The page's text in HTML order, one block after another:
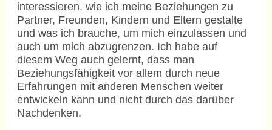
interessieren, wie ich meine Beziehungen zu
Partner, Freunden, Kindern und Eltern gestalte
und was ich brauche, um mich einzulassen und
auch um mich abzugrenzen. Ich habe auf
diesem Weg auch gelernt, dass man
Beziehungsfähigkeit vor allem durch neue
Erfahrungen mit anderen Menschen weiter
entwickeln kann und nicht durch das darüber
Nachdenken.